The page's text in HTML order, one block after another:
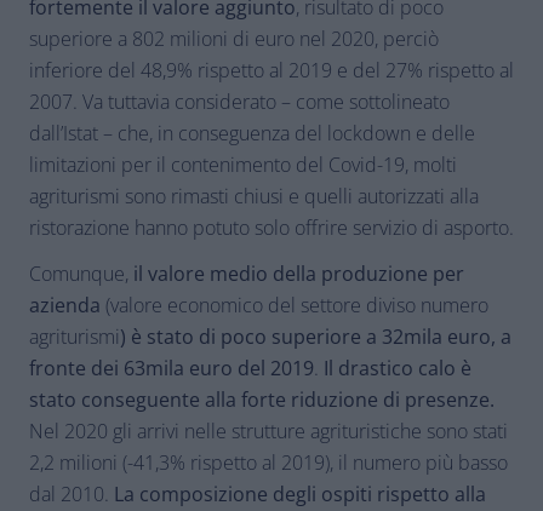
fortemente il valore aggiunto, risultato di poco
superiore a 802 milioni di euro nel 2020, perciò
inferiore del 48,9% rispetto al 2019 e del 27% rispetto al
2007. Va tuttavia considerato – come sottolineato
dall’Istat – che, in conseguenza del lockdown e delle
limitazioni per il contenimento del Covid-19, molti
agriturismi sono rimasti chiusi e quelli autorizzati alla
ristorazione hanno potuto solo offrire servizio di asporto.
Comunque, il valore medio della produzione per
azienda (valore economico del settore diviso numero
agriturismi) è stato di poco superiore a 32mila euro, a
fronte dei 63mila euro del 2019. Il drastico calo è
stato conseguente alla forte riduzione di presenze.
Nel 2020 gli arrivi nelle strutture agrituristiche sono stati
2,2 milioni (-41,3% rispetto al 2019), il numero più basso
dal 2010. La composizione degli ospiti rispetto alla